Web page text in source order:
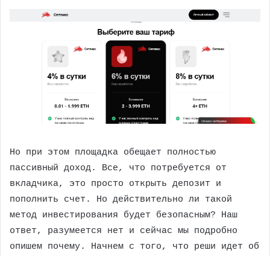
Но при этом площадка обещает полностью
пассивный доход. Все, что потребуется от
вкладчика, это просто открыть депозит и
пополнить счет. Но действительно ли такой
метод инвестирования будет безопасным? Наш
ответ, разумеется нет и сейчас мы подробно
опишем почему. Начнем с того, что реши идет об